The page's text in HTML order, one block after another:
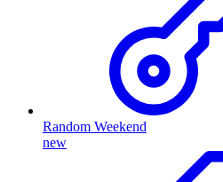
Random Weekend
new